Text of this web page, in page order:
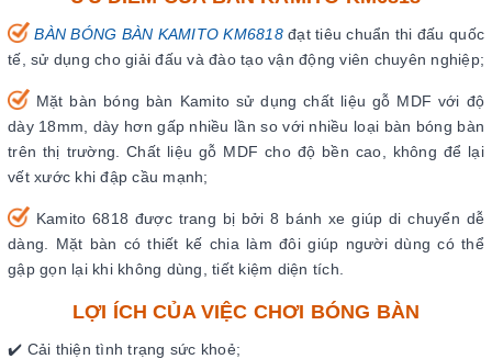
BÀN BÓNG BÀN KAMITO KM6818đạt tiêu chuẩn thi đấu quốc
tế, sử dụng cho giải đấu và đào tạo vận động viên chuyên nghiệp;
Mặt bàn bóng bàn Kamito sử dụng chất liệu gỗ MDF với độ
dày 18mm, dày hơn gấp nhiều lần so với nhiều loại bàn bóng bàn
trên thị trường. Chất liệu gỗ MDF cho độ bền cao, không để lại
vết xước khi đập cầu mạnh;
Kamito 6818 được trang bị bởi 8 bánh xe giúp di chuyển dễ
dàng. Mặt bàn có thiết kế chia làm đôi giúp người dùng có thể
gập gọn lại khi không dùng, tiết kiệm diện tích.
LỢI ÍCH CỦA VIỆC CHƠI BÓNG BÀN
✔️ Cải thiện tình trạng sức khoẻ;